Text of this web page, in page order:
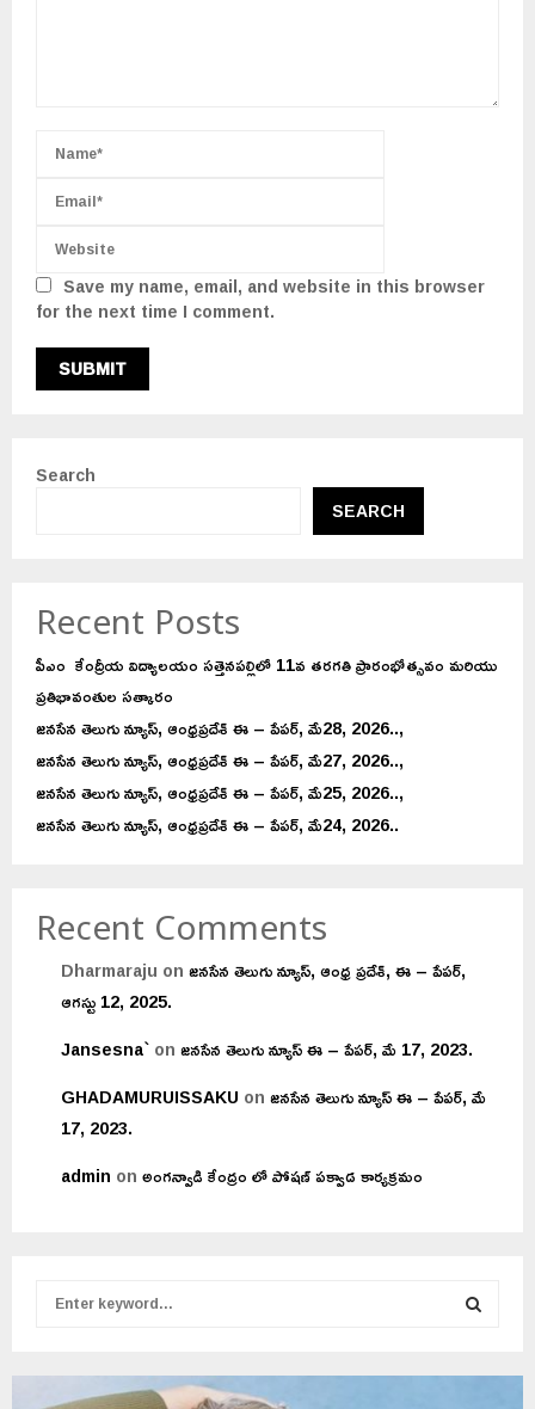
Save my name, email, and website in this browser
for the next time I comment.
Search
SEARCH
Recent Posts
పీఎం కేంద్రీయ విద్యాలయం సత్తెనపల్లిలో 11వ తరగతి ప్రారంభోత్సవం మరియు
ప్రతిభావంతుల సత్కారం
జనసేన తెలుగు న్యూస్, ఆంధ్రప్రదేశ్ ఈ – పేపర్, మే28, 2026..,
జనసేన తెలుగు న్యూస్, ఆంధ్రప్రదేశ్ ఈ – పేపర్, మే27, 2026..,
జనసేన తెలుగు న్యూస్, ఆంధ్రప్రదేశ్ ఈ – పేపర్, మే25, 2026..,
జనసేన తెలుగు న్యూస్, ఆంధ్రప్రదేశ్ ఈ – పేపర్, మే24, 2026..
Recent Comments
Dharmaraju onజనసేన తెలుగు న్యూస్, ఆంధ్ర ప్రదేశ్, ఈ – పేపర్,
ఆగస్టు 12, 2025.
Jansesna`onజనసేన తెలుగు న్యూస్ ఈ – పేపర్, మే 17, 2023.
GHADAMURUISSAKU onజనసేన తెలుగు న్యూస్ ఈ – పేపర్, మే
17, 2023.
admin onఅంగన్వాడి కేంద్రం లో పోషణ్ పక్వాడ కార్యక్రమం
r